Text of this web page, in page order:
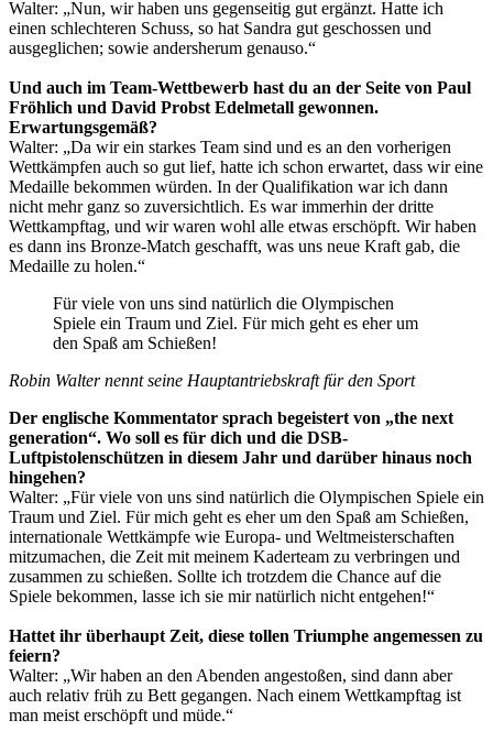
Walter: „Nun, wir haben uns gegenseitig gut ergänzt. Hatte ich
einen schlechteren Schuss, so hat Sandra gut geschossen und
ausgeglichen; sowie andersherum genauso.“
Und auch im Team-Wettbewerb hast du an der Seite von Paul
Fröhlich und David Probst Edelmetall gewonnen.
Erwartungsgemäß?
Walter: „Da wir ein starkes Team sind und es an den vorherigen
Wettkämpfen auch so gut lief, hatte ich schon erwartet, dass wir eine
Medaille bekommen würden. In der Qualifikation war ich dann
nicht mehr ganz so zuversichtlich. Es war immerhin der dritte
Wettkampftag, und wir waren wohl alle etwas erschöpft. Wir haben
es dann ins Bronze-Match geschafft, was uns neue Kraft gab, die
Medaille zu holen.“
Für viele von uns sind natürlich die Olympischen
Spiele ein Traum und Ziel. Für mich geht es eher um
den Spaß am Schießen!
Robin Walter nennt seine Hauptantriebskraft für den Sport
Der englische Kommentator sprach begeistert von „the next
generation“. Wo soll es für dich und die DSB-
Luftpistolenschützen in diesem Jahr und darüber hinaus noch
hingehen?
Walter: „Für viele von uns sind natürlich die Olympischen Spiele ein
Traum und Ziel. Für mich geht es eher um den Spaß am Schießen,
internationale Wettkämpfe wie Europa- und Weltmeisterschaften
mitzumachen, die Zeit mit meinem Kaderteam zu verbringen und
zusammen zu schießen. Sollte ich trotzdem die Chance auf die
Spiele bekommen, lasse ich sie mir natürlich nicht entgehen!“
Hattet ihr überhaupt Zeit, diese tollen Triumphe angemessen zu
feiern?
Walter: „Wir haben an den Abenden angestoßen, sind dann aber
auch relativ früh zu Bett gegangen. Nach einem Wettkampftag ist
man meist erschöpft und müde.“